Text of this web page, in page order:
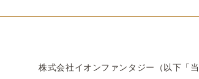
株式会社イオンファンタジー（以下「